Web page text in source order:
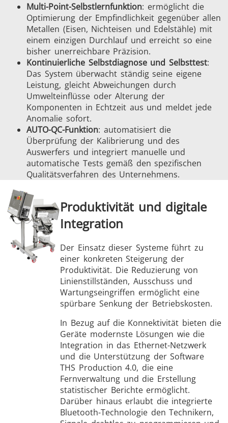
Multi-Point-Selbstlernfunktion: ermöglicht die
Optimierung der Empfindlichkeit gegenüber allen
Metallen (Eisen, Nichteisen und Edelstähle) mit
einem einzigen Durchlauf und erreicht so eine
bisher unerreichbare Präzision.
Kontinuierliche Selbstdiagnose und Selbsttest:
Das System überwacht ständig seine eigene
Leistung, gleicht Abweichungen durch
Umwelteinflüsse oder Alterung der
Komponenten in Echtzeit aus und meldet jede
Anomalie sofort.
AUTO-QC-Funktion: automatisiert die
Überprüfung der Kalibrierung und des
Auswerfers und integriert manuelle und
automatische Tests gemäß den spezifischen
Qualitätsverfahren des Unternehmens.
Produktivität und digitale
Integration
Der Einsatz dieser Systeme führt zu
einer konkreten Steigerung der
Produktivität. Die Reduzierung von
Linienstillständen, Ausschuss und
Wartungseingriffen ermöglicht eine
spürbare Senkung der Betriebskosten.
In Bezug auf die Konnektivität bieten die
Geräte modernste Lösungen wie die
Integration in das Ethernet-Netzwerk
und die Unterstützung der Software
THS Production 4.0, die eine
Fernverwaltung und die Erstellung
statistischer Berichte ermöglicht.
Darüber hinaus erlaubt die integrierte
Bluetooth-Technologie den Technikern,